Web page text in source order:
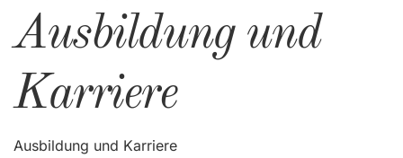
Ausbildung und
Karriere
Ausbildung und Karriere